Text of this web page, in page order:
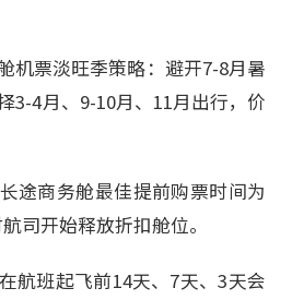
机票淡旺季策略：避开7-8月暑
3-4月、9-10月、11月出行，价
途商务舱最佳提前购票时间为
司开始释放折扣舱位。
航班起飞前14天、7天、3天会